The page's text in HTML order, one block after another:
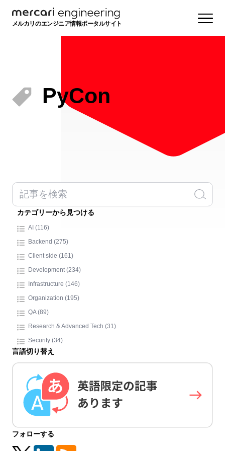
メルカリのエンジニア情報ポータルサイト
PyCon
カテゴリーから見つける
AI (116)
Backend (275)
Client side (161)
Development (234)
Infrastructure (146)
Organization (195)
QA (89)
Research & Advanced Tech (31)
Security (34)
言語切り替え
フォローする